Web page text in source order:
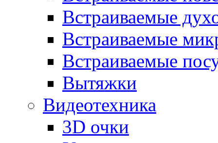
Встраиваемые
Встраиваемые
Встраиваемые
Вытяжки
Видеотехника
3D очки